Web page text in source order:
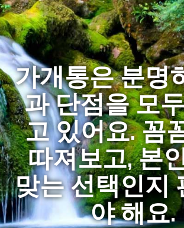
가개통은 분명
과 단점을 모
고 있어요. 꼼
따져보고, 본
맞는 선택인지
야 해요.